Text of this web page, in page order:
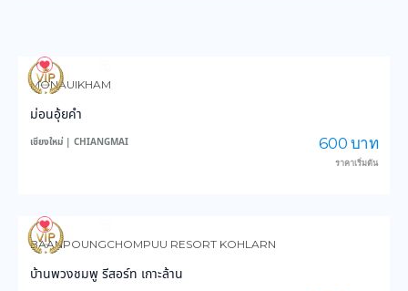
4,004
MONAUIKHAM
ม่อนอุ้ยคำ
เชียงใหม่ | CHIANGMAI 600 บาท
ราคาเริ่มต้น
4,199
BAANPOUNGCHOMPUU RESORT KOHLARN
บ้านพวงชมพู รีสอร์ท เกาะล้าน